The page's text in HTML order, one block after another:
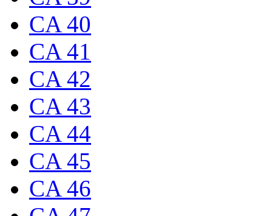
CA 40
CA 41
CA 42
CA 43
CA 44
CA 45
CA 46